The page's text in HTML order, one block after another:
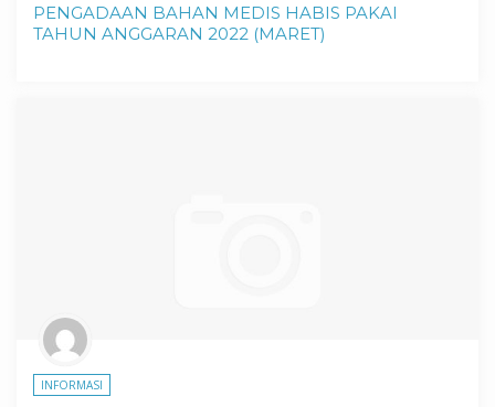
PENGADAAN BAHAN MEDIS HABIS PAKAI
TAHUN ANGGARAN 2022 (MARET)
INFORMASI